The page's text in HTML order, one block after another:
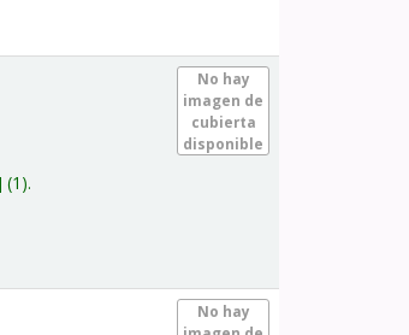
No hay
imagen de
cubierta
disponible
(1).
No hay